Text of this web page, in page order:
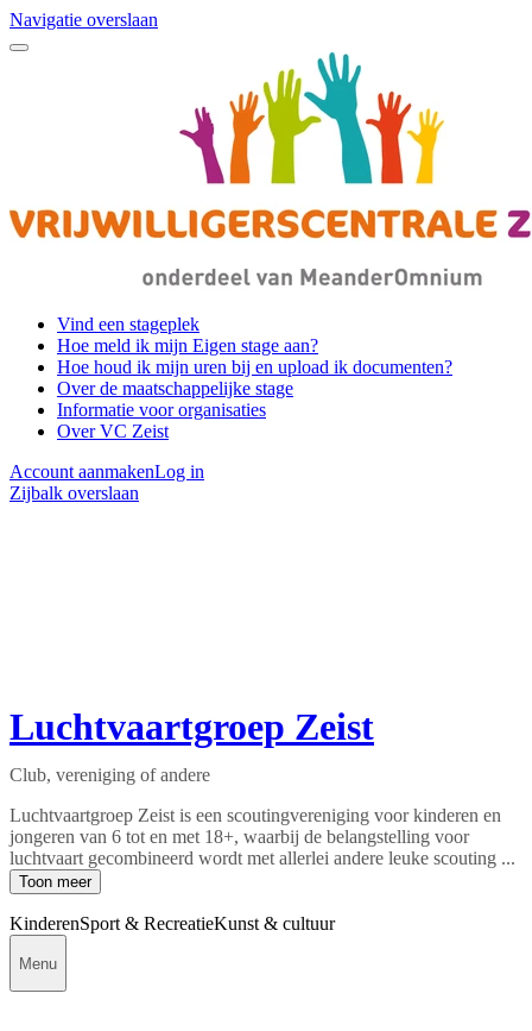
Navigatie overslaan
Vind een stageplek
Hoe meld ik mijn Eigen stage aan?
Hoe houd ik mijn uren bij en upload ik documenten?
Over de maatschappelijke stage
Informatie voor organisaties
Over VC Zeist
Account aanmakenLog in
Zijbalk overslaan
Luchtvaartgroep Zeist
Club, vereniging of andere
Luchtvaartgroep Zeist is een scoutingvereniging voor kinderen en
jongeren van 6 tot en met 18+, waarbij de belangstelling voor
luchtvaart gecombineerd wordt met allerlei andere leuke scouting ...
Toon meer
KinderenSport & RecreatieKunst & cultuur
Menu